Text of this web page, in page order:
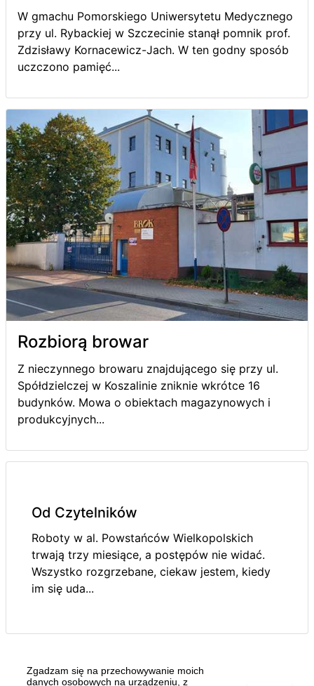
Zgadzam się na przechowywanie moich
danych osobowych na urządzeniu, z
W gmachu Pomorskiego Uniwersytetu Medycznego
przy ul. Rybackiej w Szczecinie stanął pomnik prof.
Zdzisławy Kornacewicz-Jach. W ten godny sposób
uczczono pamięć...
Rozbiorą browar
Z nieczynnego browaru znajdującego się przy ul.
Spółdzielczej w Koszalinie zniknie wkrótce 16
budynków. Mowa o obiektach magazynowych i
produkcyjnych...
Od Czytelników
Roboty w al. Powstańców Wielkopolskich
trwają trzy miesiące, a postępów nie widać.
Wszystko rozgrzebane, ciekaw jestem, kiedy
im się uda...